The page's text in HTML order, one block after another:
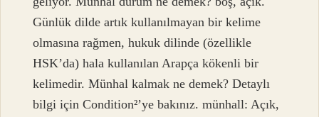
Günlük dilde artık kullanılmayan bir kelime
olmasına rağmen, hukuk dilinde (özellikle
HSK’da) hala kullanılan Arapça kökenli bir
kelimedir. Münhal kalmak ne demek? Detaylı
bilgi için Condition²’ye bakınız. münhall: Açık,